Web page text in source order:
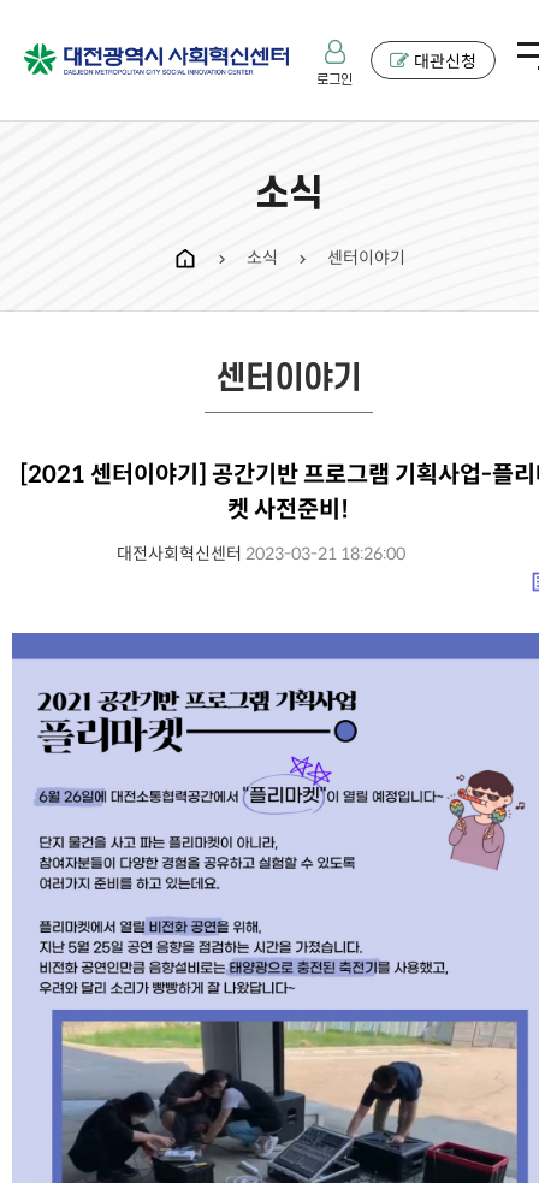
로그인
대관신청
소식
chevron_right 소식 chevron_right 센터이야기
센터이야기
[2021 센터이야기] 공간기반 프로그램 기획사업-플
켓 사전준비!
대전사회혁신센터 2023-03-21 18:26:00
본문